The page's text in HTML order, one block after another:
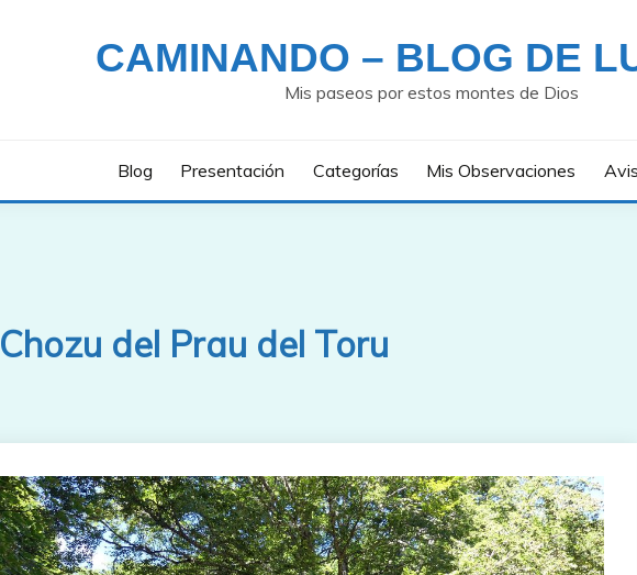
CAMINANDO – BLOG DE
Mis paseos por estos montes de Dios
Blog Presentación Categorías Mis Observaciones
Chozu del Prau del Toru